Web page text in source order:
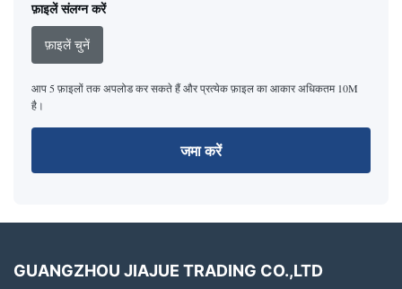
फ़ाइलें संलग्न करें
फ़ाइलें चुनें
आप 5 फ़ाइलों तक अपलोड कर सकते हैं और प्रत्येक फ़ाइल का आकार अधिकतम 10M
है।
जमा करें
GUANGZHOU JIAJUE TRADING CO.,LTD